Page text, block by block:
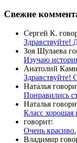
Свежие
Сергей К.
Зоя Шулаева
Изучаю
Анатолий
Наталья
Понравились
Наталья
Класс хорошая
говорит:
Очень красиво.
Владимир